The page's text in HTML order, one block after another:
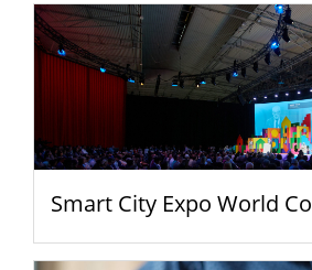
Smart City Expo World